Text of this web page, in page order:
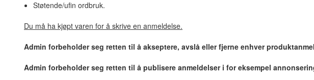
Støtende/ufin ordbruk.
Du må ha kjøpt varen for å skrive en anmeldelse.
Admin forbeholder seg retten til å akseptere, avslå eller fjerne enhver
Admin forbeholder seg retten til å publisere anmeldelser i for eksempel